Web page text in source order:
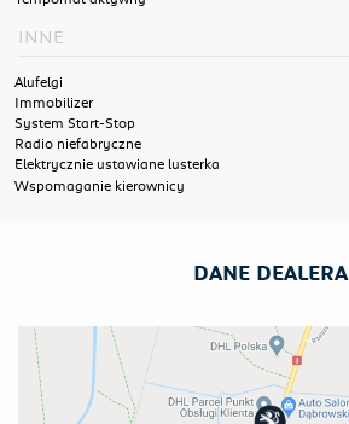
INNE
Alufelgi
Immobilizer
System Start-Stop
Radio niefabryczne
Elektrycznie ustawiane lusterka
Wspomaganie kierownicy
DANE DEALERA